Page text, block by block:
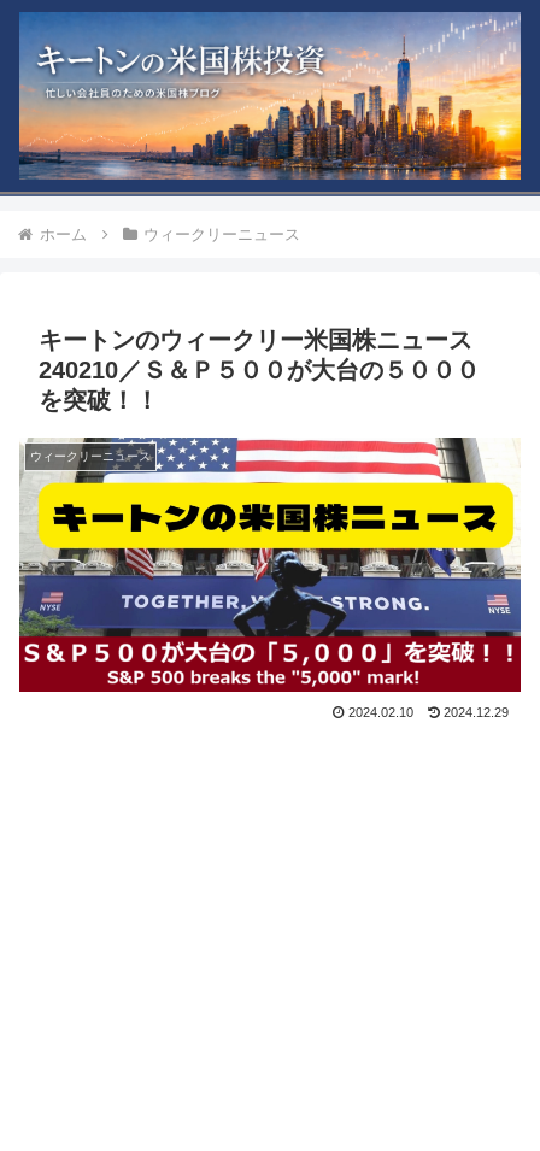
ホーム ウィークリーニュース
キートンのウィークリー米国株ニュース
240210／Ｓ＆Ｐ５００が大台の５０００
を突破！！
ウィークリーニュース
2024.02.10 2024.12.29